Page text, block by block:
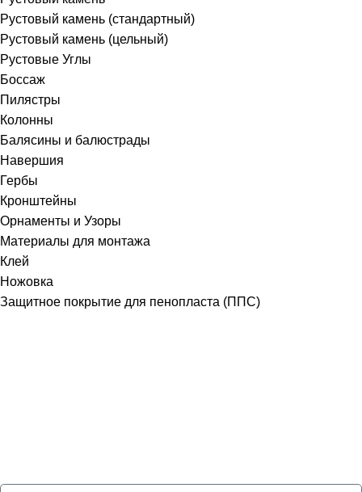
Рустовый камень (стандартный)
Рустовый камень (цельный)
Рустовые Углы
Боссаж
Пилястры
Колонны
Балясины и балюстрады
Навершия
Гербы
Кронштейны
Орнаменты и Узоры
Материалы для монтажа
Клей
Ножовка
Защитное покрытие для пенопласта (ППС)